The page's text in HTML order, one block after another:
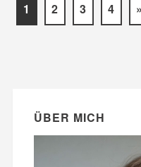
1 2 3 4 »
ÜBER MICH